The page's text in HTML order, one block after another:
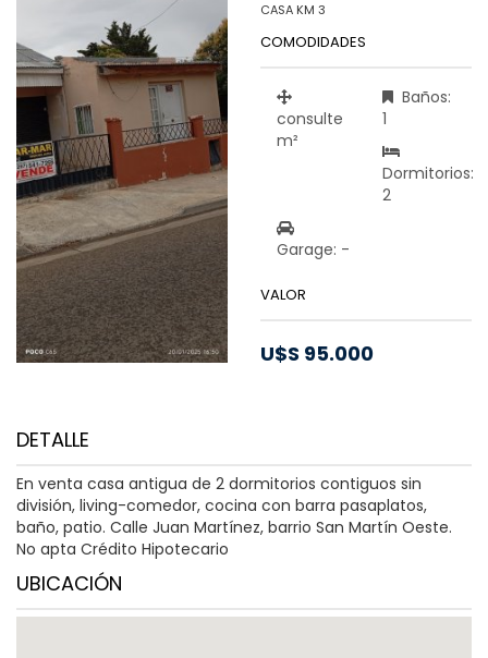
CASA KM 3
COMODIDADES
consulte
m²
Baños:
1
Dormitorios:
2
Garage: -
VALOR
U$S 95.000
DETALLE
En venta casa antigua de 2 dormitorios contiguos sin
división, living-comedor, cocina con barra pasaplatos,
baño, patio. Calle Juan Martínez, barrio San Martín Oeste.
No apta Crédito Hipotecario
UBICACIÓN